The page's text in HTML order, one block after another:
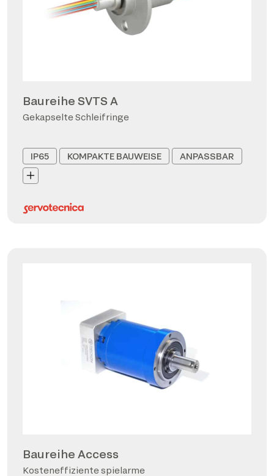
Baureihe SVTS A
Gekapselte Schleifringe
IP65 KOMPAKTE BAUWEISE ANPASSBAR
Baureihe Access
Kosteneffiziente spielarme